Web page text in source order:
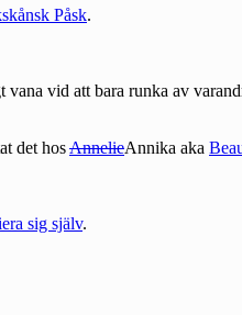
Påsk.
vana vid att bara runka av
det hosAnnelieAnnika aka
sig själv.